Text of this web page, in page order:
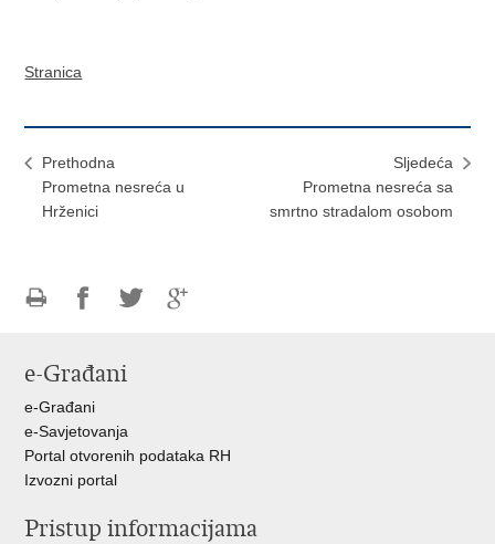
Stranica
Prethodna
Prometna nesreća u
Hrženici
Sljedeća
Prometna nesreća sa
smrtno stradalom osobom
FacebookuTwitteru
e-Građani
e-Građani
e-Savjetovanja
Portal otvorenih podataka RH
Izvozni portal
Pristup informacijama